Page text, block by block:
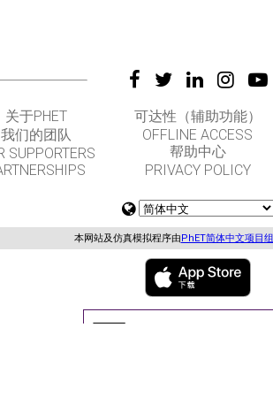
关于PHET
我们的团队
SUPPORTERS
可达性（辅助功能）
OFFLINE ACCESS
帮助中心
PRIVACY POLICY
本网站及仿真模拟程序由 PhET简体中文项目组